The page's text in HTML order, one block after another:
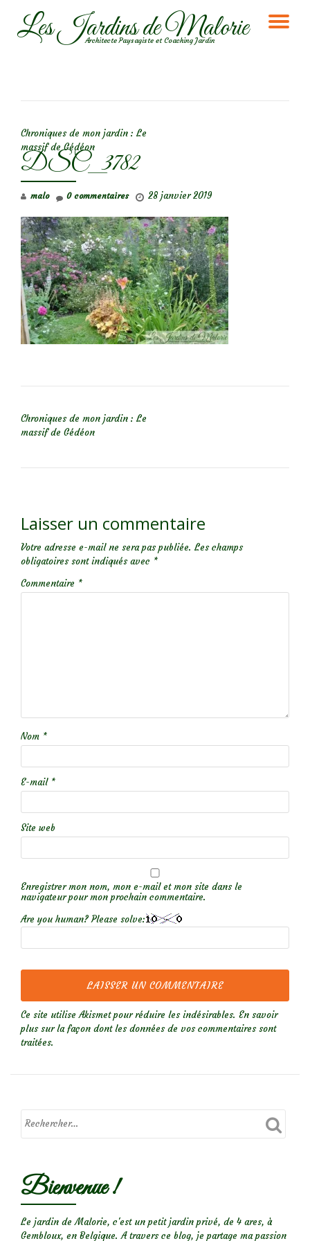
AllerLes Jardins de Malorie
Architecte Paysagiste et Coaching Jardin
Chroniques de mon jardin : Le
massif de Gédéon
DSC_3782
malo 28 janvier 2019
0 commentaires
Chroniques de mon jardin : Le
massif de Gédéon
Laisser un commentaire
Votre adresse e-mail ne sera pas publiée. Les champs
obligatoires sont indiqués avec *
Commentaire *
Nom *
E-mail *
Site web
Enregistrer mon nom, mon e-mail et mon site dans le
navigateur pour mon prochain commentaire.
Are you human? Please solve:
Ce site utilise Akismet pour réduire les indésirables. En savoir
plus sur la façon dont les données de vos commentaires sont
traitées.
Bienvenue !
Le jardin de Malorie, c'est un petit jardin privé, de 4 ares, à
Gembloux, en Belgique. A travers ce blog, je partage ma passion